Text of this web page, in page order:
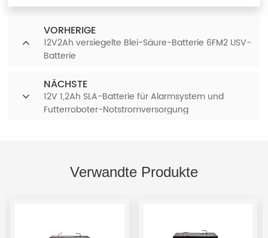
VORHERIGE
12V2Ah versiegelte Blei-Säure-Batterie 6FM2 USV-
Batterie
NÄCHSTE
12V 1,2Ah SLA-Batterie für Alarmsystem und
Futterroboter-Notstromversorgung
Verwandte Produkte